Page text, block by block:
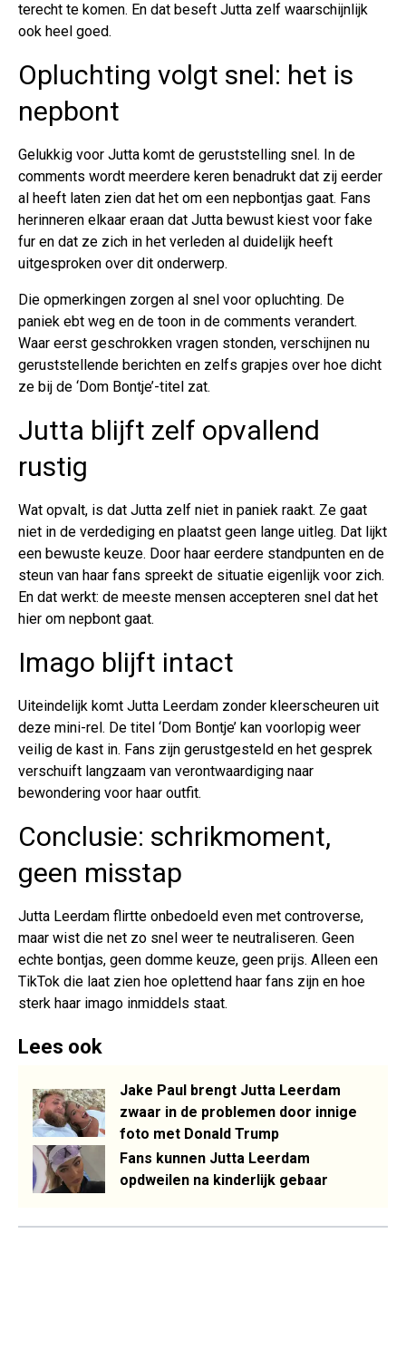
terecht te komen. En dat beseft Jutta zelf waarschijnlijk
ook heel goed.
Opluchting volgt snel: het is
nepbont
Gelukkig voor Jutta komt de geruststelling snel. In de
comments wordt meerdere keren benadrukt dat zij eerder
al heeft laten zien dat het om een nepbontjas gaat. Fans
herinneren elkaar eraan dat Jutta bewust kiest voor fake
fur en dat ze zich in het verleden al duidelijk heeft
uitgesproken over dit onderwerp.
Die opmerkingen zorgen al snel voor opluchting. De
paniek ebt weg en de toon in de comments verandert.
Waar eerst geschrokken vragen stonden, verschijnen nu
geruststellende berichten en zelfs grapjes over hoe dicht
ze bij de ‘Dom Bontje’-titel zat.
Jutta blijft zelf opvallend
rustig
Wat opvalt, is dat Jutta zelf niet in paniek raakt. Ze gaat
niet in de verdediging en plaatst geen lange uitleg. Dat lijkt
een bewuste keuze. Door haar eerdere standpunten en de
steun van haar fans spreekt de situatie eigenlijk voor zich.
En dat werkt: de meeste mensen accepteren snel dat het
hier om nepbont gaat.
Imago blijft intact
Uiteindelijk komt Jutta Leerdam zonder kleerscheuren uit
deze mini-rel. De titel ‘Dom Bontje’ kan voorlopig weer
veilig de kast in. Fans zijn gerustgesteld en het gesprek
verschuift langzaam van verontwaardiging naar
bewondering voor haar outfit.
Conclusie: schrikmoment,
geen misstap
Jutta Leerdam flirtte onbedoeld even met controverse,
maar wist die net zo snel weer te neutraliseren. Geen
echte bontjas, geen domme keuze, geen prijs. Alleen een
TikTok die laat zien hoe oplettend haar fans zijn en hoe
sterk haar imago inmiddels staat.
Lees ook
Jake Paul brengt Jutta Leerdam
zwaar in de problemen door innige
foto met Donald Trump
Fans kunnen Jutta Leerdam
opdweilen na kinderlijk gebaar